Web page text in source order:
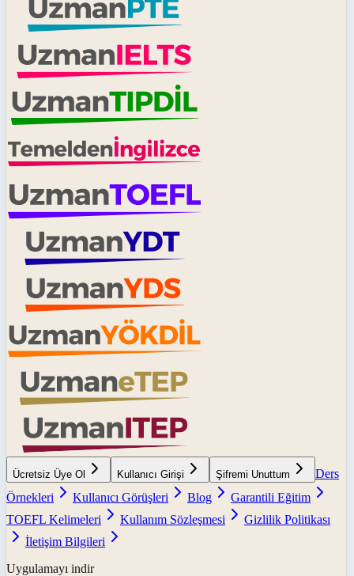
Ücretsiz Üye Ol Kullanıcı Girişi Şifremi Unuttum
Ders
Örnekleri
Kullanıcı Görüşleri Blog
Garantili Eğitim
TOEFL Kelimeleri
Kullanım Sözleşmesi
Gizlilik Politikası
İletişim Bilgileri
Uygulamayı indir